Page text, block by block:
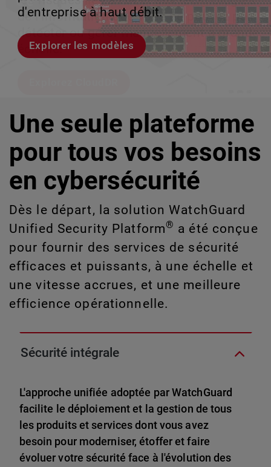
d'entreprise à haut débit.
Explorer les modèles
de l'information que vous ne pouvez pas
détecter ou gérer manuellement à grande
échelle.
équipe puisse évoluer sans interruption.
Voici Rai
croissance évolutive.
Découvrez WatchGuard EDR
Une seule plateforme
pour tous vos besoins
en cybersécurité
Dès le départ, la solution WatchGuard
Unified Security Platform® a été conçue
pour fournir des services de sécurité
efficaces et puissants, à une échelle et
une vitesse accrues, et une meilleure
efficience opérationnelle.
Sécurité intégrale
L'approche unifiée adoptée par WatchGuard
facilite le déploiement et la gestion de tous
les produits et services dont vous avez
besoin pour moderniser, étoffer et faire
évoluer votre sécurité face à l'évolution des